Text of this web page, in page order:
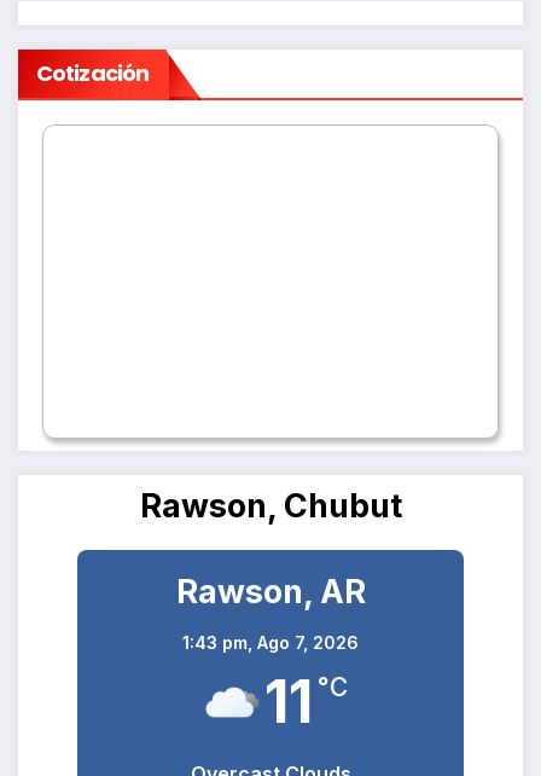
Cotización
Rawson, Chubut
Rawson, AR
1:43 pm, Ago 7, 2026
11 °C